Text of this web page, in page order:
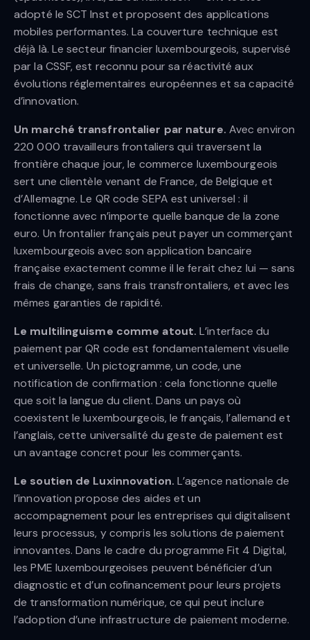
adopté le SCT Inst et proposent des applications
mobiles performantes. La couverture technique est
déjà là. Le secteur financier luxembourgeois, supervisé
par la CSSF, est reconnu pour sa réactivité aux
évolutions réglementaires européennes et sa capacité
d’innovation.
Un marché transfrontalier par nature. Avec environ
220 000 travailleurs frontaliers qui traversent la
frontière chaque jour, le commerce luxembourgeois
sert une clientèle venant de France, de Belgique et
d’Allemagne. Le QR code SEPA est universel : il
fonctionne avec n’importe quelle banque de la zone
euro. Un frontalier français peut payer un commerçant
luxembourgeois avec son application bancaire
française exactement comme il le ferait chez lui — sans
frais de change, sans frais transfrontaliers, et avec les
mêmes garanties de rapidité.
Le multilinguisme comme atout. L’interface du
paiement par QR code est fondamentalement visuelle
et universelle. Un pictogramme, un code, une
notification de confirmation : cela fonctionne quelle
que soit la langue du client. Dans un pays où
coexistent le luxembourgeois, le français, l’allemand et
l’anglais, cette universalité du geste de paiement est
un avantage concret pour les commerçants.
Le soutien de Luxinnovation. L’agence nationale de
l’innovation propose des aides et un
accompagnement pour les entreprises qui digitalisent
leurs processus, y compris les solutions de paiement
innovantes. Dans le cadre du programme Fit 4 Digital,
les PME luxembourgeoises peuvent bénéficier d’un
diagnostic et d’un cofinancement pour leurs projets
de transformation numérique, ce qui peut inclure
l’adoption d’une infrastructure de paiement moderne.